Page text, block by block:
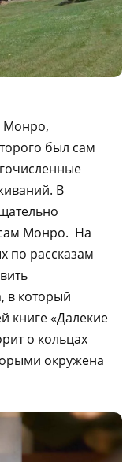
Монро,
был сам
В
Монро. На
по рассказам
в который
книге «Далекие
о кольцах
окружена